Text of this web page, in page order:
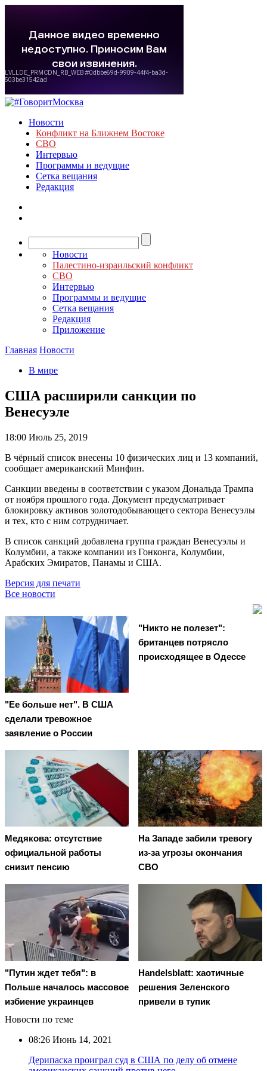
Новости
Конфликт на Ближнем Востоке
СВО
Интервью
Программы и ведущие
Сетка вещания
Редакция
Новости
Палестино-израильский конфликт
СВО
Интервью
Программы и ведущие
Сетка вещания
Редакция
Приложение
Главная Новости
В мире
США расширили санкции по
Венесуэле
18:00 Июль 25, 2019
В чёрный список внесены 10 физических лиц и 13 компаний,
сообщает американский Минфин.
Санкции введены в соответствии с указом Дональда Трампа
от ноября прошлого года. Документ предусматривает
блокировку активов золотодобывающего сектора Венесуэлы
и тех, кто с ним сотрудничает.
В список санкций добавлена группа граждан Венесуэлы и
Колумбии, а также компании из Гонконга, Колумбии,
Арабских Эмиратов, Панамы и США.
Версия для печати
Все новости
"Ее больше нет". В США
сделали тревожное
заявление о России
"Никто не полезет":
британцев потрясло
происходящее в Одессе
Медякова: отсутствие
официальной работы
снизит пенсию
На Западе забили тревогу
из-за угрозы окончания
СВО
"Путин ждет тебя": в
Польше началось массовое
избиение украинцев
Handelsblatt: хаотичные
решения Зеленского
привели в тупик
Новости по теме
08:26 Июнь 14, 2021
Дерипаска проиграл суд в США по делу об отмене